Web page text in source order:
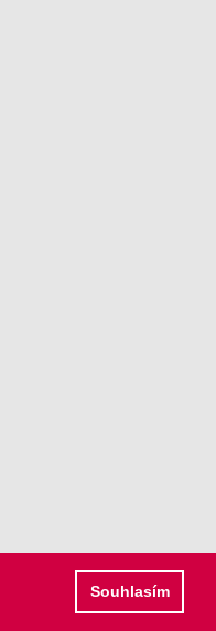
Souhlasím